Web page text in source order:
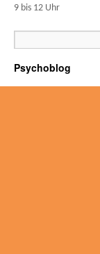
9 bis 12 Uhr
Psychoblog